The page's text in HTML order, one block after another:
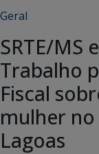
Geral
SRTE/MS
Trabalho
Fiscal
mulher
Lagoas